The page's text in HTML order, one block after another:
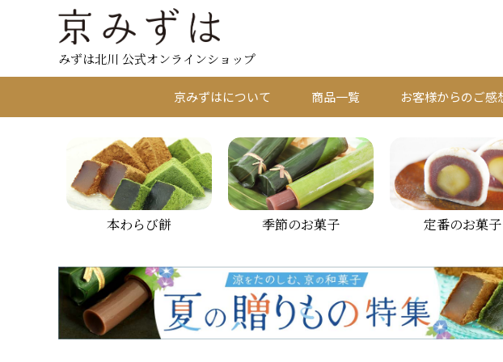
みずは北川 公式オンラインショップ
京みずはについて 商品一覧 お客様からのご感
本わらび餅 季節のお菓子 定番のお菓子